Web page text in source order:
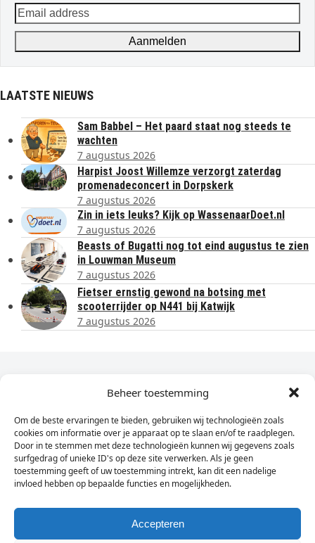
Beheer toestemming
Om de beste ervaringen te bieden, gebruiken wij technologieën zoals
cookies om informatie over je apparaat op te slaan en/of te raadplegen.
Door in te stemmen met deze technologieën kunnen wij gegevens zoals
surfgedrag of unieke ID's op deze site verwerken. Als je geen
toestemming geeft of uw toestemming intrekt, kan dit een nadelige
invloed hebben op bepaalde functies en mogelijkheden.
Accepteren
Email
address
Aanmelden
LAATSTE NIEUWS
Sam Babbel – Het paard staat nog steeds te
wachten
7 augustus 2026
Harpist Joost Willemze verzorgt zaterdag
promenadeconcert in Dorpskerk
7 augustus 2026
Zin in iets leuks? Kijk op WassenaarDoet.nl
7 augustus 2026
Beasts of Bugatti nog tot eind augustus te zien
in Louwman Museum
7 augustus 2026
Fietser ernstig gewond na botsing met
scooterrijder op N441 bij Katwijk
7 augustus 2026
Dagelijks het laatste nieuws in je e-mail?
Vul
hier
je
e-
mailadres
in
Sign Up